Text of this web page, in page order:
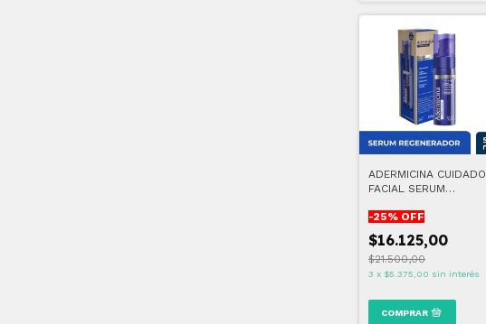
ADERMICINA CUIDADO
FACIAL SERUM
-25% OFF
$16.125,00
$21.500,00
3 x $5.375,00 sin interés